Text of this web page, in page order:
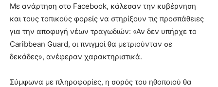
Με ανάρτηση στο Facebook, κάλεσαν την κυβέρνηση
και τους τοπικούς φορείς να στηρίξουν τις προσπάθειες
για την αποφυγή νέων τραγωδιών: «Αν δεν υπήρχε το
Caribbean Guard, οι πνιγμοί θα μετριούνταν σε
δεκάδες», ανέφεραν χαρακτηριστικά.
Σύμφωνα με πληροφορίες, η σορός του ηθοποιού θα